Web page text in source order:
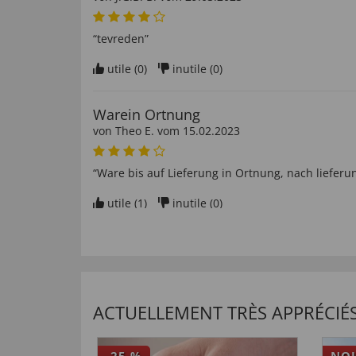
“tevreden”
utile (0) inutile (0)
Warein Ortnung
von Theo E. vom 15.02.2023
“Ware bis auf Lieferung in Ortnung, nach
utile (1) inutile (0)
“Prima overhemd voor winterse
en uit te trekken. Draagt prima, ziet er goed uit.
aankoop.”
ACTUELLEMENT TRÈS